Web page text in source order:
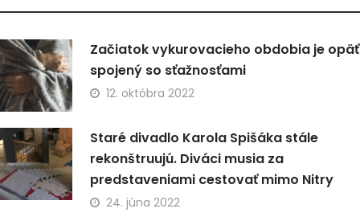
Začiatok vykurovacieho obdobia je opäť
spojený so sťažnosťami
12. októbra 2022
Staré divadlo Karola Spišáka stále
rekonštruujú. Diváci musia za
predstaveniami cestovať mimo Nitry
24. júna 2022